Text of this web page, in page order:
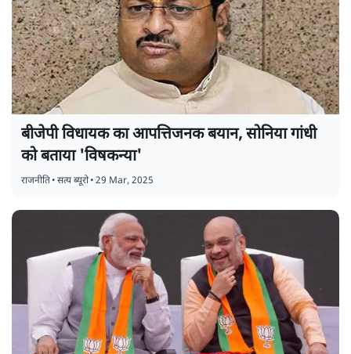
बीजेपी विधायक का आपत्तिजनक बयान, सोनिया गांधी
को बताया 'विषकन्या'
राजनीति•सत्य ब्यूरो•29 Mar, 2025